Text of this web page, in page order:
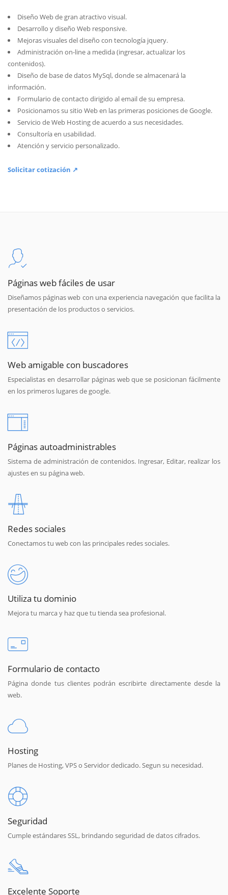
Diseño Web de gran atractivo visual.
Desarrollo y diseño Web responsive.
Mejoras visuales del diseño con tecnología jquery.
Administración on-line a medida (ingresar, actualizar los
contenidos).
Diseño de base de datos MySql, donde se almacenará la
información.
Formulario de contacto dirigido al email de su empresa.
Posicionamos su sitio Web en las primeras posiciones de Google.
Servicio de Web Hosting de acuerdo a sus necesidades.
Consultoría en usabilidad.
Atención y servicio personalizado.
Solicitar cotización ↗
Páginas web fáciles de usar
Diseñamos páginas web con una experiencia navegación que facilita la
presentación de los productos o servicios.
Web amigable con buscadores
Especialistas en desarrollar páginas web que se posicionan fácilmente
en los primeros lugares de google.
Páginas autoadministrables
Sistema de administración de contenidos. Ingresar, Editar, realizar los
ajustes en su página web.
Redes sociales
Conectamos tu web con las principales redes sociales.
Utiliza tu dominio
Mejora tu marca y haz que tu tienda sea profesional.
Formulario de contacto
Página donde tus clientes podrán escribirte directamente desde la
web.
Hosting
Planes de Hosting, VPS o Servidor dedicado. Segun su necesidad.
Seguridad
Cumple estándares SSL, brindando seguridad de datos cifrados.
Excelente Soporte